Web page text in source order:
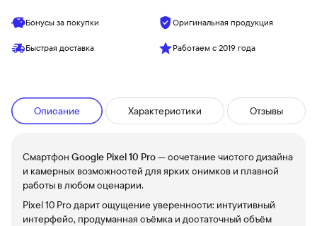
Бонусы за покупки Оригинальная продукция
Быстрая доставка Работаем с 2019 года
Описание Характеристики Отзывы
Смартфон Google Pixel 10 Pro— сочетание чистого дизайна
и камерных возможностей для ярких снимков и плавной
работы в любом сценарии.
Pixel 10 Pro дарит ощущение уверенности: интуитивный
интерфейс, продуманная съёмка и достаточный объём